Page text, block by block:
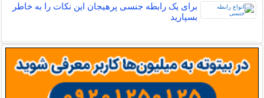
برای یک رابطه جنسی پرهیجان این نکات را به خاطر
بسپارید